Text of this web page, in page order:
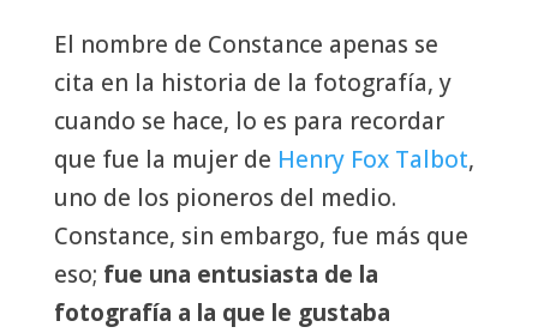
El nombre de Constance apenas se
cita en la historia de la fotografía, y
cuando se hace, lo es para recordar
que fue la mujer de Henry Fox Talbot,
uno de los pioneros del medio.
Constance, sin embargo, fue más que
eso; fue una entusiasta de la
fotografía a la que le gustaba